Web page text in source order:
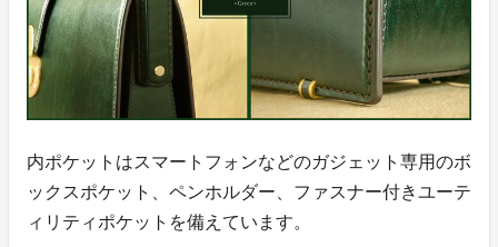
内ポケットはスマートフォンなどのガジェット専用のボ
ックスポケット、ペンホルダー、ファスナー付きユーテ
ィリティポケットを備えています。